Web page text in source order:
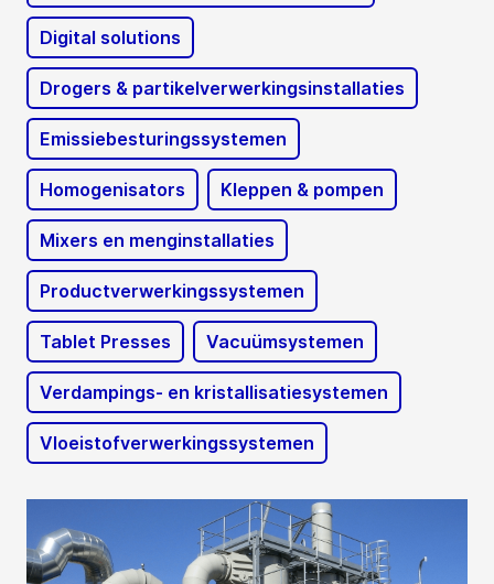
Digital solutions
Drogers & partikelverwerkingsinstallaties
Emissiebesturingssystemen
Homogenisators Kleppen & pompen
Mixers en menginstallaties
Productverwerkingssystemen
Tablet Presses Vacuümsystemen
Verdampings- en kristallisatiesystemen
Vloeistofverwerkingssystemen